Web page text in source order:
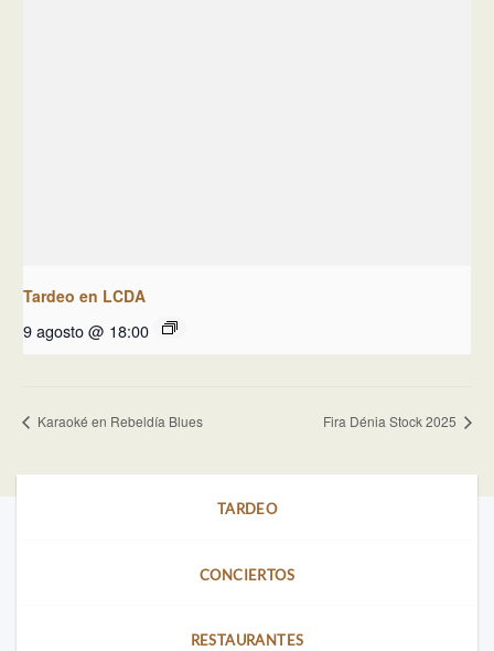
Tardeo en LCDA
9 agosto @ 18:00
Karaoké en Rebeldía Blues Fira Dénia Stock 2025
TARDEO
CONCIERTOS
RESTAURANTES